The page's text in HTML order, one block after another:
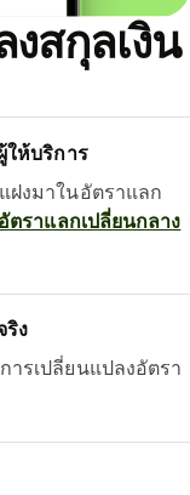
สกุลเงิน
ให้บริการ
ฝงมาในอัตราแลก
อัตราแลกเปลี่ยนกลาง
ริง
รเปลี่ยนแปลงอัตรา